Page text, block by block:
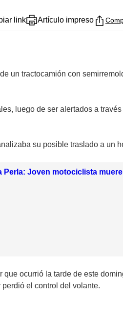
link Artículo impreso
un tractocamión con
luego de ser alertados a
su posible traslado a un
Perla: Joven motociclista
ocurrió la tarde de este
el control del volante.